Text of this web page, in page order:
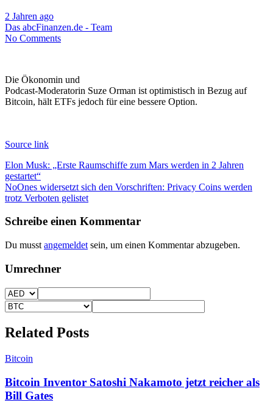
2 Jahren ago
Das abcFinanzen.de - Team
No Comments
Die Ökonomin und
Podcast-Moderatorin Suze Orman ist optimistisch in Bezug auf
Bitcoin, hält ETFs jedoch für eine bessere Option.
Source link
Beitragsnavigation
Elon Musk: „Erste Raumschiffe zum Mars werden in 2 Jahren
gestartet“
NoOnes widersetzt sich den Vorschriften: Privacy Coins werden
trotz Verboten gelistet
Schreibe einen Kommentar
Du musst angemeldet sein, um einen Kommentar abzugeben.
Umrechner
Related Posts
Bitcoin
Bitcoin Inventor Satoshi Nakamoto jetzt reicher als
Bill Gates